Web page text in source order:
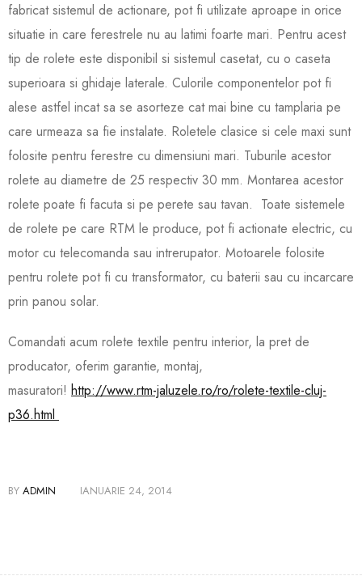
fabricat sistemul de actionare, pot fi utilizate aproape in orice
situatie in care ferestrele nu au latimi foarte mari. Pentru acest
tip de rolete este disponibil si sistemul casetat, cu o caseta
superioara si ghidaje laterale. Culorile componentelor pot fi
alese astfel incat sa se asorteze cat mai bine cu tamplaria pe
care urmeaza sa fie instalate. Roletele clasice si cele maxi sunt
folosite pentru ferestre cu dimensiuni mari. Tuburile acestor
rolete au diametre de 25 respectiv 30 mm. Montarea acestor
rolete poate fi facuta si pe perete sau tavan. Toate sistemele
de rolete pe care RTM le produce, pot fi actionate electric, cu
motor cu telecomanda sau intrerupator. Motoarele folosite
pentru rolete pot fi cu transformator, cu baterii sau cu incarcare
prin panou solar.
Comandati acum rolete textile pentru interior, la pret de
producator, oferim garantie, montaj,
masuratori! http://www.rtm-jaluzele.ro/ro/rolete-textile-cluj-
p36.html
BY ADMIN IANUARIE 24, 2014